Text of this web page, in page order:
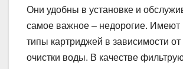
Они удобны в установке и
самое важное – недорогие. Имеют
типы картриджей в зависимости
очистки воды. В качестве